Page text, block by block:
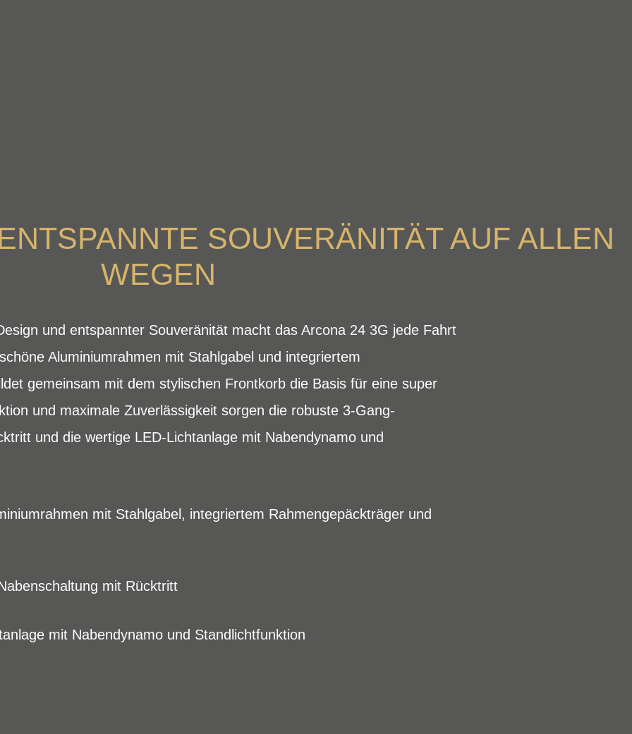
SOUVERÄNITÄT AUF ALLEN
WEGEN
und entspannter Souveränität macht das Arcona 24 3G jede Fahrt
Aluminiumrahmen mit Stahlgabel und integriertem
gemeinsam mit dem stylischen Frontkorb die Basis für eine super
und maximale Zuverlässigkeit sorgen die robuste 3-Gang-
und die wertige LED-Lichtanlage mit Nabendynamo und
mit Stahlgabel, integriertem Rahmengepäckträger und
mit Rücktritt
mit Nabendynamo und Standlichtfunktion